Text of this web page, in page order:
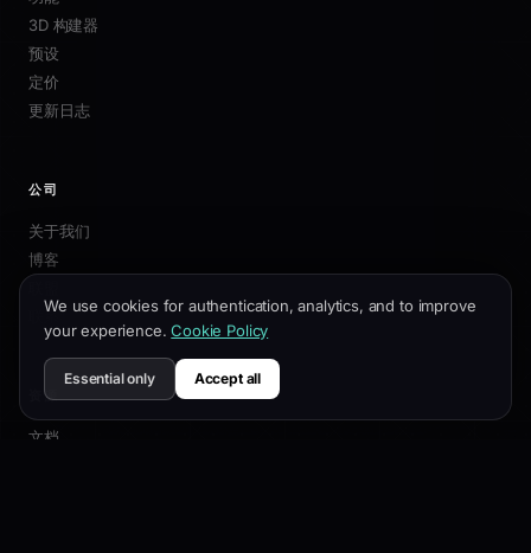
3D 构建器
预设
定价
更新日志
公司
关于我们
博客
联系我们
资源
文档
We use cookies for authentication, analytics, and to improve
your experience. Cookie Policy
Essential only Accept all